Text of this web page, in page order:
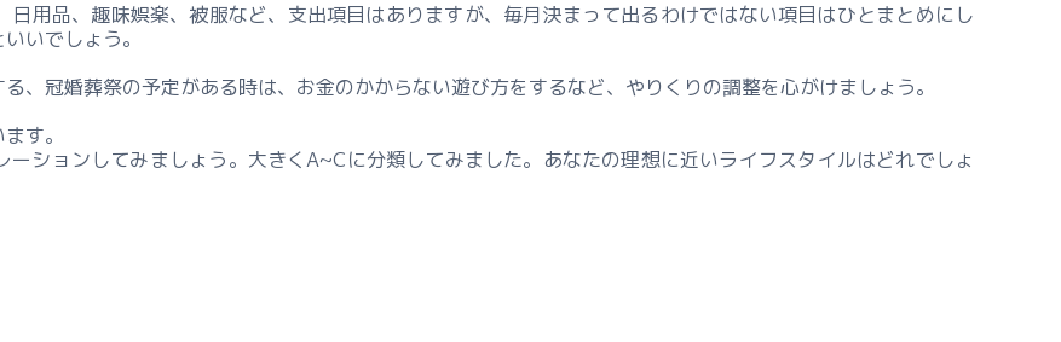
日用品、趣味娯楽、被服など、支出項目はありますが、毎月決まって出るわけではない項目はひとまとめにし
いでしょう。
、冠婚葬祭の予定がある時は、お金のかからない遊び方をするなど、やりくりの調整を心がけましょう。
す。
ションしてみましょう。大きくA~Cに分類してみました。あなたの理想に近いライフスタイルはどれでしょ